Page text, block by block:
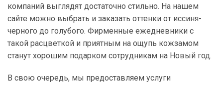
компаний выглядят достаточно стильно. На нашем
сайте можно выбрать и заказать оттенки от иссиня-
черного до голубого. Фирменные ежедневники с
такой расцветкой и приятным на ощупь кожзамом
станут хорошим подарком сотрудникам на Новый год.
В свою очередь, мы предоставляем услуги